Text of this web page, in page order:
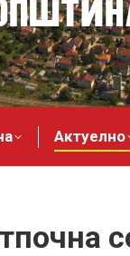
Актуелно